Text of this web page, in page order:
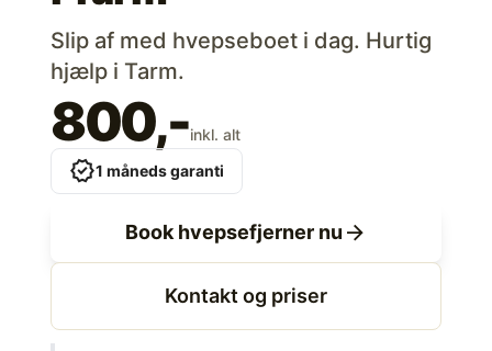
Slip af med hvepseboet i dag. Hurtig
hjælp i Tarm.
800,-inkl. alt
verified1 måneds garanti
Book hvepsefjerner nu arrow_forward
Kontakt og priser